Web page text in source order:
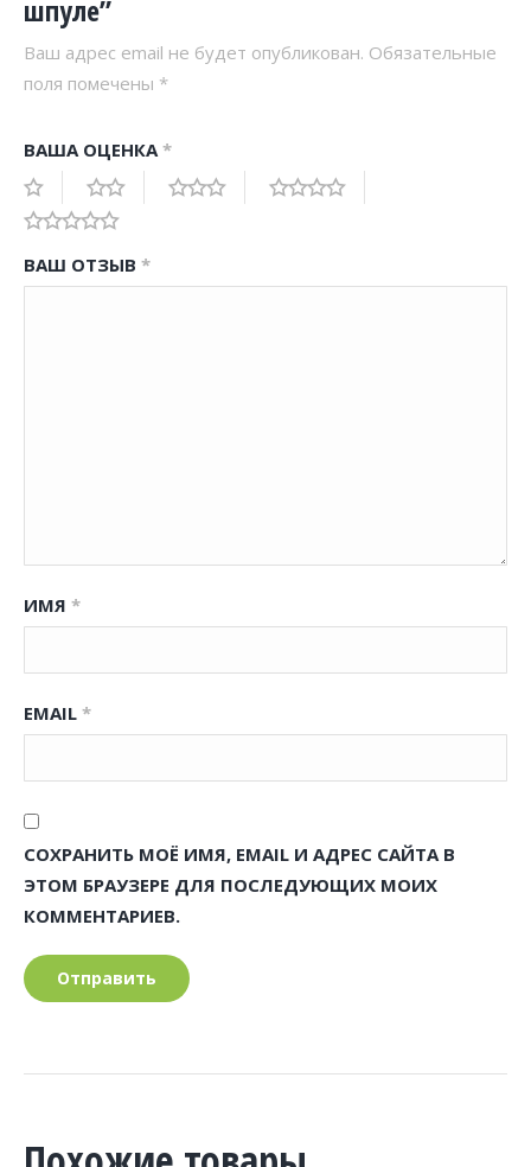
шпуле”
Ваш адрес email не будет опубликован. Обязательные
поля помечены *
ВАША ОЦЕНКА*
ВАШ ОТЗЫВ *
ИМЯ *
EMAIL *
СОХРАНИТЬ МОЁ ИМЯ, EMAIL И АДРЕС САЙТА В
ЭТОМ БРАУЗЕРЕ ДЛЯ ПОСЛЕДУЮЩИХ МОИХ
КОММЕНТАРИЕВ.